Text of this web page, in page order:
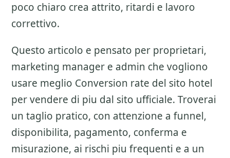
poco chiaro crea attrito, ritardi e lavoro
correttivo.
Questo articolo e pensato per proprietari,
marketing manager e admin che vogliono
usare meglio Conversion rate del sito hotel
per vendere di piu dal sito ufficiale. Troverai
un taglio pratico, con attenzione a funnel,
disponibilita, pagamento, conferma e
misurazione, ai rischi piu frequenti e a un